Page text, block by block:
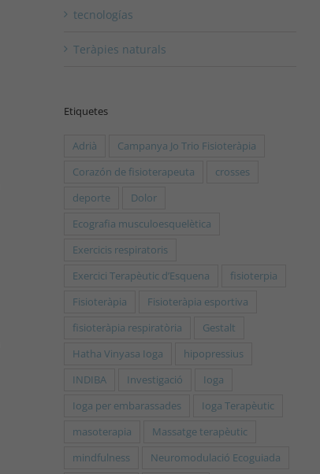
tecnologías
Teràpies naturals
Etiquetes
Adrià
Campanya Jo Trio Fisioteràpia
Corazón de fisioterapeuta
crosses
deporte
Dolor
Ecografia musculoesquelètica
Exercicis respiratoris
Exercici Terapèutic d’Esquena
fisioterpia
Fisioteràpia
Fisioteràpia esportiva
fisioteràpia respiratòria
Gestalt
Hatha Vinyasa Ioga
hipopressius
INDIBA
Investigació
Ioga
Ioga per embarassades
Ioga Terapèutic
masoterapia
Massatge terapèutic
mindfulness
Neuromodulació Ecoguiada